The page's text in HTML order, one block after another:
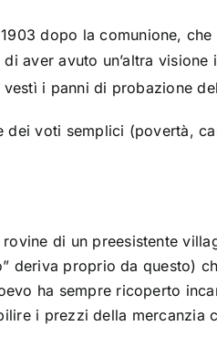
1903 dopo la comunione,
aver avuto un’altra
vestì i panni di probazione
dei voti semplici (povertà,
rovine di un preesistente
deriva proprio da questo)
ha sempre ricoperto
i prezzi della mercanzia